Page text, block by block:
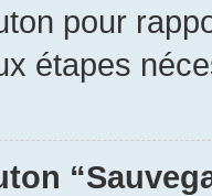
pour
étapes